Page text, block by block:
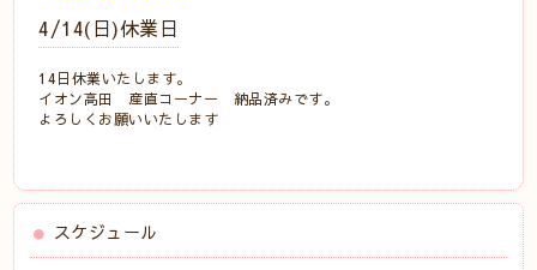
4/14(日)休業日
14日休業いたします。
イオン高田 産直コーナー 納品済みです。
よろしくお願いいたします
スケジュール